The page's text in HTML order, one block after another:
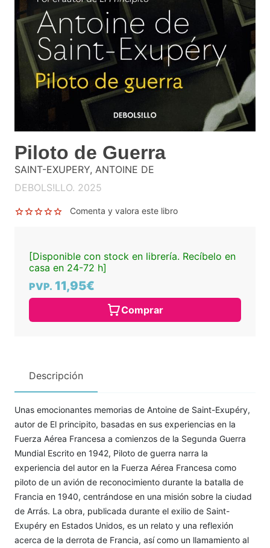
Piloto de Guerra
SAINT-EXUPERY, ANTOINE DE
DEBOLS!LLO. 2025
Comenta y valora este libro
[Disponible con stock en librería. Recíbelo en
casa en 24-72 h]
PVP. 11,95€
Comprar
Descripción
Unas emocionantes memorias de Antoine de Saint-Exupéry,
autor de El principito, basadas en sus experiencias en la
Fuerza Aérea Francesa a comienzos de la Segunda Guerra
Mundial Escrito en 1942, Piloto de guerra narra la
experiencia del autor en la Fuerza Aérea Francesa como
piloto de un avión de reconocimiento durante la batalla de
Francia en 1940, centrándose en una misión sobre la ciudad
de Arrás. La obra, publicada durante el exilio de Saint-
Exupéry en Estados Unidos, es un relato y una reflexión
acerca de la derrota de Francia, así como un llamamiento al